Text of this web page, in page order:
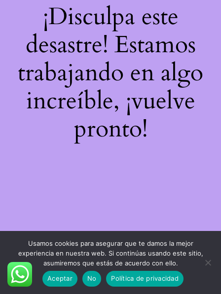
¡Disculpa este
desastre! Estamos
trabajando en algo
increíble, ¡vuelve
pronto!
Usamos cookies para asegurar que te damos la mejor
experiencia en nuestra web. Si continúas usando este sitio,
asumiremos que estás de acuerdo con ello.
Aceptar
No Política de privacidad